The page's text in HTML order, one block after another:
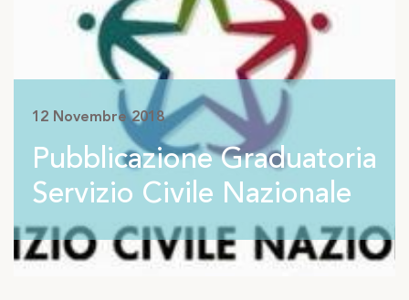
12 Novembre 2018
Pubblicazione Graduatoria
Servizio Civile Nazionale